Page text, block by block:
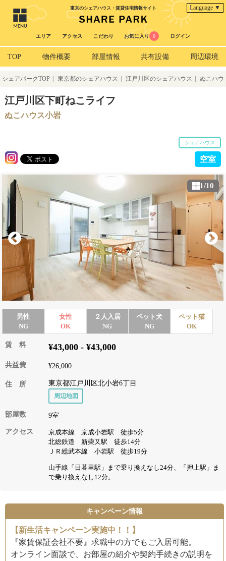
東京のシェアハウス・賃貸住宅情報サイト Language ▼
エリア アクセス こだわり お気に入り 0 ログイン
TOP 物件概要 部屋情報 共有設備 周辺環境
シェアパークTOP 東京都のシェアハウス 江戸川区のシェアハウス ぬこハウ
江戸川区下町ねこライフ
ぬこハウス小岩
シェアハウス
空室
1/10
男性
NG
女性
OK
２人入居
NG
ペット犬
NG
ペット猫
OK
賃 料 ¥43,000 - ¥43,000
共益費 ¥26,000
住 所 東京都江戸川区北小岩6丁目
周辺地図
部屋数 9室
アクセス
京成本線 京成小岩駅 徒歩5分
北総鉄道 新柴又駅 徒歩14分
ＪＲ総武本線 小岩駅 徒歩19分
山手線「日暮里駅」まで乗り換えなし24分、「押上駅」ま
で乗り換えなし12分。
キャンペーン情報
【新生活キャンペーン実施中！！】
『家賃保証会社不要』求職中の方でもご入居可能。
オンライン面談で、お部屋の紹介や契約手続きの説明を